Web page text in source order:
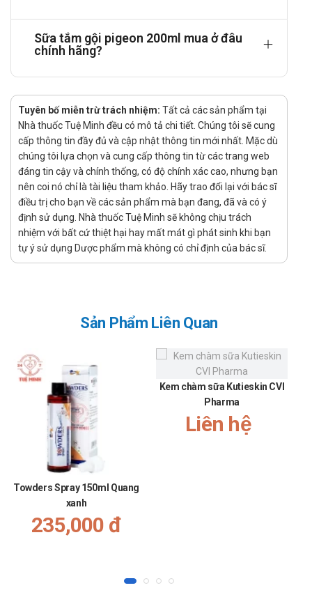
Giá củaSữa tắm gội pigeon 200mlhiện đang đượcNhà
thuốc Tuệ Minhcập nhật. Để biết chính xác giá Sữa tắm
gội pigeon 200ml các bạn vui lòng liên hệ hotline công
Mua Sữa tắm gội pigeon 200ml ở đâu?
Mua hàng chính hãng sản phẩm Sữa tắm gội pigeon 200ml tại
Nhà thuốc Tuệ Minh bằng cách:
Mua hàng trực tiếp tại cửa hàng
Mua hàng trên website:nhathuoctueminh.net
Hoặc gọi ngay số hotline:Call/Zalo: 0889.969.368
được các dược sĩ tư vấn miễn phí.
Sữa tắm gội pigeon 200ml mua ở đâu
chính hãng?
Tuyên bố miễn trừ trách nhiệm: Tất cả các sản phẩm tại
Nhà thuốc Tuệ Minh đều có mô tả chi tiết. Chúng tôi sẽ cung
cấp thông tin đầy đủ và cập nhật thông tin mới nhất. Mặc dù
chúng tôi lựa chọn và cung cấp thông tin từ các trang web
đáng tin cậy và chính thống, có độ chính xác cao, nhưng bạn
nên coi nó chỉ là tài liệu tham khảo. Hãy trao đổi lại với bác sĩ
điều trị cho bạn về các sản phẩm mà bạn đang, đã và có ý
định sử dụng. Nhà thuốc Tuệ Minh sẽ không chịu trách
nhiệm với bất cứ thiệt hại hay mất mát gì phát sinh khi bạn
tự ý sử dụng Dược phẩm mà không có chỉ định của bác sĩ.
Sản Phẩm Liên Quan
Towders Spray 150ml Quang
xanh
235,000 đ
Kem chàm sữa Kutieskin CVI
Pharma
Liên hệ